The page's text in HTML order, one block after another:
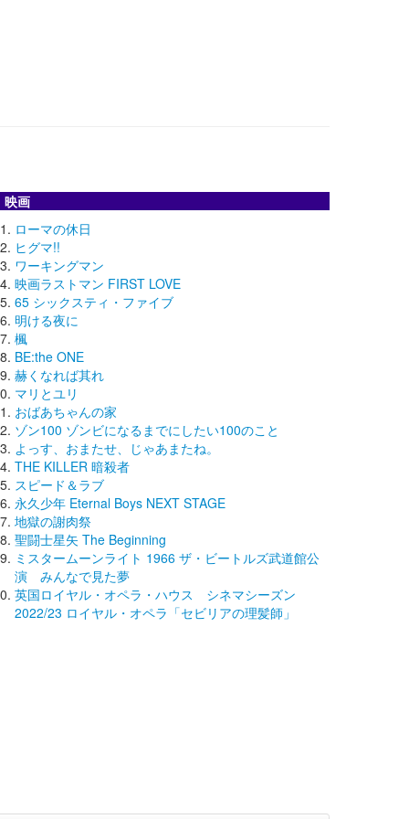
映画
ローマの休日
ヒグマ!!
ワーキングマン
映画ラストマン FIRST LOVE
65 シックスティ・ファイブ
明ける夜に
楓
BE:the ONE
赫くなれば其れ
マリとユリ
おばあちゃんの家
ゾン100 ゾンビになるまでにしたい100のこと
よっす、おまたせ、じゃあまたね。
THE KILLER 暗殺者
スピード＆ラブ
永久少年 Eternal Boys NEXT STAGE
地獄の謝肉祭
聖闘士星矢 The Beginning
ミスタームーンライト 1966 ザ・ビートルズ武道館公
演 みんなで見た夢
英国ロイヤル・オペラ・ハウス シネマシーズン
2022/23 ロイヤル・オペラ「セビリアの理髪師」